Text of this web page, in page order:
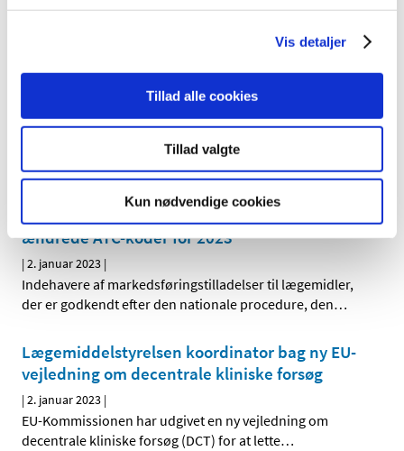
Vis detaljer
Tillad alle cookies
Tillad valgte
Kun nødvendige cookies
lovændring af forordningen om medicinsk udstyr, som…
perioden 17. december 2021 til 31. december
2022 (offentlighedsordning)
|5. januar 2023|
Det følger af whistleblowerloven, at myndigheder
omfattet af reglerne om aktindsigt i offentlighedsloven…
Opdatering af produktresumeer på grund af
ændrede ATC-koder for 2023
| 2. januar 2023 |
Indehavere af markedsføringstilladelser til lægemidler,
der er godkendt efter den nationale procedure, den…
Lægemiddelstyrelsen koordinator bag ny EU-
vejledning om decentrale kliniske forsøg
|2. januar 2023 |
EU-Kommissionen har udgivet en ny vejledning om
decentrale kliniske forsøg (DCT) for at lette…